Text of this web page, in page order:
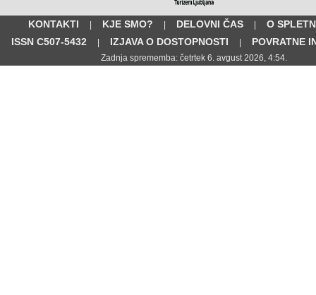
KONTAKTI | KJE SMO? | DELOVNI ČAS |
O
ISSN C507-5432
| IZJAVA O DOSTOPNOSTI | POVRATNE
Zadnja sprememba: četrtek 6. avgust 2026, 4:54.